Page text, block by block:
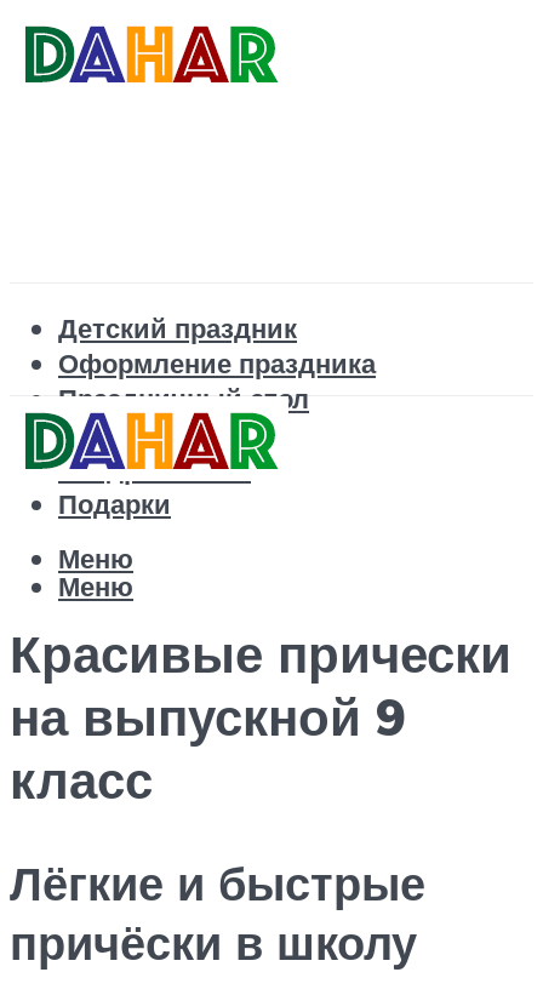
Детский праздник
Оформление праздника
Праздничный стол
Корпоратив
Поздравления
Подарки
Меню
Меню
Красивые прически
на выпускной 9
класс
Лёгкие и быстрые
причёски в школу